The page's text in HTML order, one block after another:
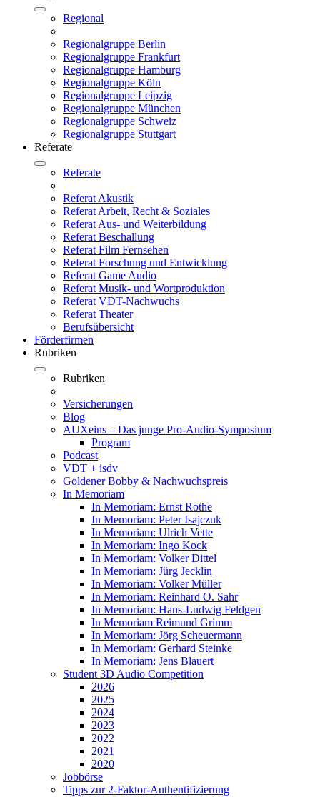
Regional
Regionalgruppe Berlin
Regionalgruppe Frankfurt
Regionalgruppe Hamburg
Regionalgruppe Köln
Regionalgruppe Leipzig
Regionalgruppe München
Regionalgruppe Schweiz
Regionalgruppe Stuttgart
Referate
Referate
Referat Akustik
Referat Arbeit, Recht & Soziales
Referat Aus- und Weiterbildung
Referat Beschallung
Referat Film Fernsehen
Referat Forschung und Entwicklung
Referat Game Audio
Referat Musik- und Wortproduktion
Referat VDT-Nachwuchs
Referat Theater
Berufsübersicht
Förderfirmen
Rubriken
Rubriken
Versicherungen
Blog
AUXeins – Das junge Pro-Audio-Symposium
Program
Podcast
VDT + isdv
Goldener Bobby & Nachwuchspreis
In Memoriam
In Memoriam: Ernst Rothe
In Memoriam: Peter Isajczuk
In Memoriam: Ulrich Vette
In Memoriam: Ingo Kock
In Memoriam: Volker Dittel
In Memoriam: Jürg Jecklin
In Memoriam: Volker Müller
In Memoriam: Reinhard O. Sahr
In Memoriam: Hans-Ludwig Feldgen
In Memoriam Reimund Grimm
In Memoriam: Jörg Scheuermann
In Memoriam: Gerhard Steinke
In Memoriam: Jens Blauert
Student 3D Audio Competition
2026
2025
2024
2023
2022
2021
2020
Jobbörse
Tipps zur 2-Faktor-Authentifizierung